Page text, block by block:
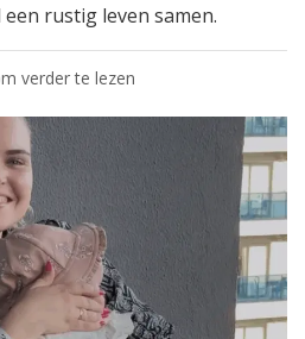
rustig leven samen.
verder te lezen